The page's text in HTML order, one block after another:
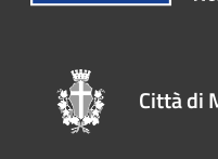
Città di